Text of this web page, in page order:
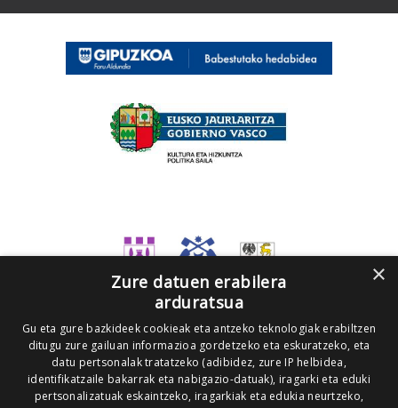
×
Zure datuen erabilera
arduratsua
Gu eta gure bazkideek cookieak eta antzeko teknologiak erabiltzen
ditugu zure gailuan informazioa gordetzeko eta eskuratzeko, eta
datu pertsonalak tratatzeko (adibidez, zure IP helbidea,
identifikatzaile bakarrak eta nabigazio-datuak), iragarki eta eduki
pertsonalizatuak eskaintzeko, iragarkiak eta edukia neurtzeko,